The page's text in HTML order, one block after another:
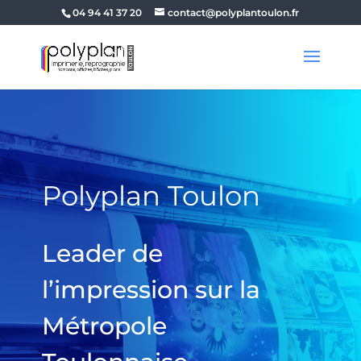
04 94 41 37 20 contact@polyplantoulon.fr
Polyplan Toulon
Leader de
l’impression sur la
Métropole